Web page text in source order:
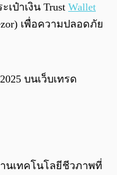
เป๋าเงิน Trust Wallet
เพื่อความปลอดภัย
บนเว็บเทรด
นเทคโนโลยีชีวภาพที่